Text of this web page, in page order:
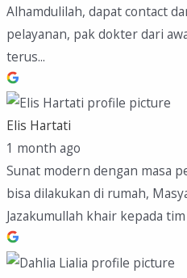
Alhamdulilah, dapat contact
pelayanan, pak dokter dari
terus...
Elis Hartati
1 month ago
Sunat modern dengan masa
bisa dilakukan di rumah,
Jazakumullah khair kepada